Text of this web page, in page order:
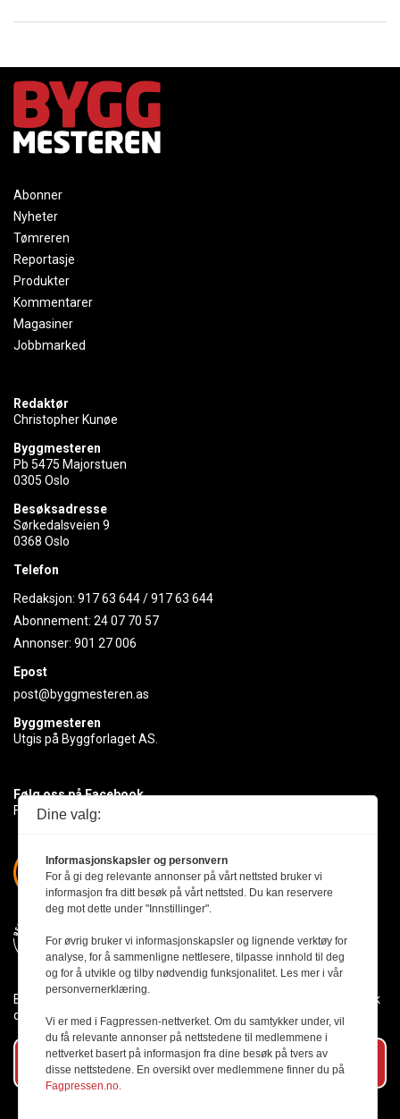
Abonner
Nyheter
Tømreren
Reportasje
Produkter
Kommentarer
Magasiner
Jobbmarked
Redaktør
Christopher Kunøe
Byggmesteren
Pb 5475 Majorstuen
0305 Oslo
Besøksadresse
Sørkedalsveien 9
0368 Oslo
Telefon
Redaksjon: 917 63 644/917 63 644
Abonnement: 24 07 70 57
Annonser: 901 27 006
Epost
post@byggmesteren.as
Byggmesteren
Utgis på Byggforlaget AS.
Følg oss på Facebook
Få med deg det siste innen byggebransjen
Byggmesteren følger Vær Varsom-plakaten og presseetikken slik
den er nedfelt i Redaktørplakaten.
Abonner på vårt nyhetsbrev
Dine valg:
Informasjonskapsler og personvern
For å gi deg relevante annonser på vårt nettsted bruker vi
informasjon fra ditt besøk på vårt nettsted. Du kan reservere
deg mot dette under "Innstillinger".
For øvrig bruker vi informasjonskapsler og lignende verktøy for
analyse, for å sammenligne nettlesere, tilpasse innhold til deg
og for å utvikle og tilby nødvendig funksjonalitet. Les mer i vår
personvernerklæring.
Vi er med i Fagpressen-nettverket. Om du samtykker under, vil
du få relevante annonser på nettstedene til medlemmene i
nettverket basert på informasjon fra dine besøk på tvers av
disse nettstedene. En oversikt over medlemmene finner du på
Fagpressen.no.